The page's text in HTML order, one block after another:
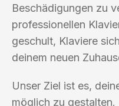
Beschädigungen zu
professionellen
geschult, Klaviere
deinem neuen
Unser Ziel ist es,
möglich zu